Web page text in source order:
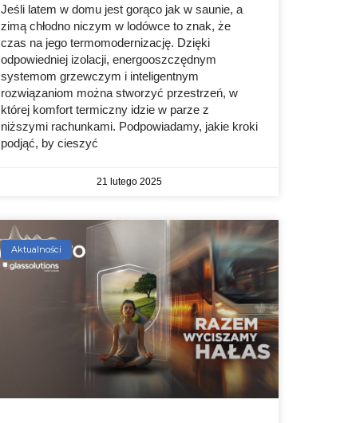
Jeśli latem w domu jest gorąco jak w saunie, a
zimą chłodno niczym w lodówce to znak, że
czas na jego termomodernizację. Dzięki
odpowiedniej izolacji, energooszczędnym
systemom grzewczym i inteligentnym
rozwiązaniom można stworzyć przestrzeń, w
której komfort termiczny idzie w parze z
niższymi rachunkami. Podpowiadamy, jakie kroki
podjąć, by cieszyć
21 lutego 2025
Aktualności